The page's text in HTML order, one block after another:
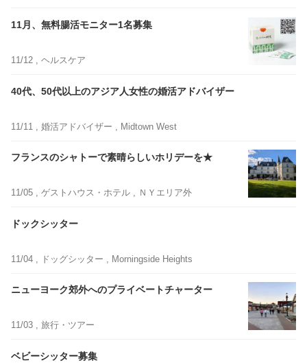
11月、無料腸活モニター1名募集
11/12 , ヘルスケア
40代、50代以上のアジア人女性の婚活アドバイザー
11/11 , 婚活アドバイザー , Midtown West
フランスのシャトーで素晴らしいホリデーを★
11/05 , ゲストハウス・ホテル , ＮＹエリア外
ドックシッター
11/04 , ドッグシッター , Morningside Heights
ニューヨーク郊外へのプライベートチャーター
11/03 , 旅行・ツアー
ベビーシッター募集